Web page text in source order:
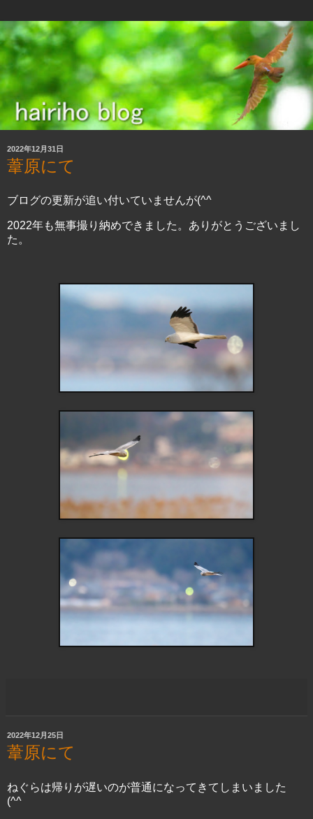
2022年12月31日
葦原にて
ブログの更新が追い付いていませんが(^^ゞ
2022年も無事撮り納めできました。ありがとうございまし
た。
2022年12月25日
葦原にて
ねぐらは帰りが遅いのが普通になってきてしまいました
(^^ゞ